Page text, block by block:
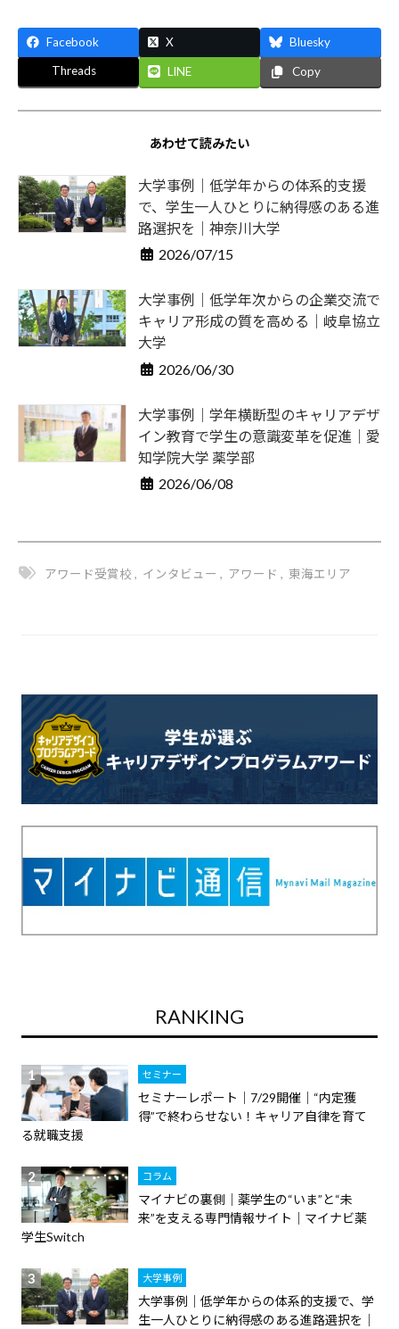
Facebook X
Bluesky
Threads
LINE Copy
あわせて読みたい
大学事例｜低学年からの体系的支援
で、学生一人ひとりに納得感のある進
路選択を｜神奈川大学
2026/07/15
大学事例｜低学年次からの企業交流で
キャリア形成の質を高める｜岐阜協立
大学
2026/06/30
大学事例｜学年横断型のキャリアデザ
イン教育で学生の意識変革を促進｜愛
知学院大学 薬学部
2026/06/08
アワード受賞校 , インタビュー , アワード , 東海エリア
RANKING
セミナー
セミナーレポート｜7/29開催｜“内定獲
得”で終わらせない！キャリア自律を育て
る就職支援
コラム
マイナビの裏側｜薬学生の“いま”と“未
来”を支える専門情報サイト｜マイナビ薬
学生Switch
大学事例
大学事例｜低学年からの体系的支援で、学
生一人ひとりに納得感のある進路選択を｜